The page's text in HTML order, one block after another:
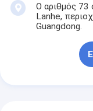
Ο αριθμός 73
Lanhe,
Guangdong.